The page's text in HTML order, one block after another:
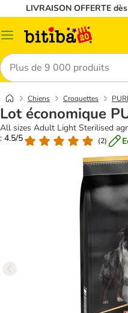
LIVRAISON OFFERTE
Menu
Rechercher
Chiens Croquettes
Lot économique
All sizes Adult Light Sterilised
: 4.5/5
(2)